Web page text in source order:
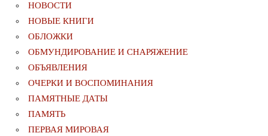
НОВОСТИ
НОВЫЕ КНИГИ
ОБЛОЖКИ
ОБМУНДИРОВАНИЕ И СНАРЯЖЕНИЕ
ОБЪЯВЛЕНИЯ
ОЧЕРКИ И ВОСПОМИНАНИЯ
ПАМЯТНЫЕ ДАТЫ
ПАМЯТЬ
ПЕРВАЯ МИРОВАЯ